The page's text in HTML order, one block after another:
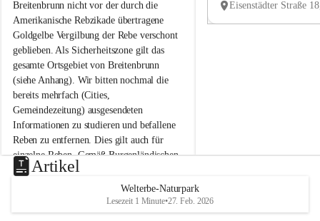
t
e
n
b
r
u
n
n
a
m
N
e
u
s
d
Breitenbrunn nicht vor der durch die
Amerikanische Rebzikade übertragene
Goldgelbe Vergilbung der Rebe verschont
geblieben. Als Sicherheitszone gilt das
gesamte Ortsgebiet von Breitenbrunn
(siehe Anhang). Wir bitten nochmal die
bereits mehrfach (Cities,
Gemeindezeitung) ausgesendeten
Informationen zu studieren und befallene
Reben zu entfernen. Dies gilt auch für
einzelne Reben. Gemäß Burgenländischen
Weinbaugesetz sind nicht gepflegte oder
unzulässige Weingärten zu roden! Bitte
helfen wir zusammen um unsere Winzer
vor den prognostizierten Ernteausfällen
e
u
e
d
Artikel
Welterbe-Naturpark
Lesezeit 1 Minute•27. Feb. 2026